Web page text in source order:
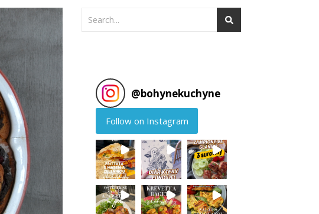
@bohynekuchyne
Follow on Instagram